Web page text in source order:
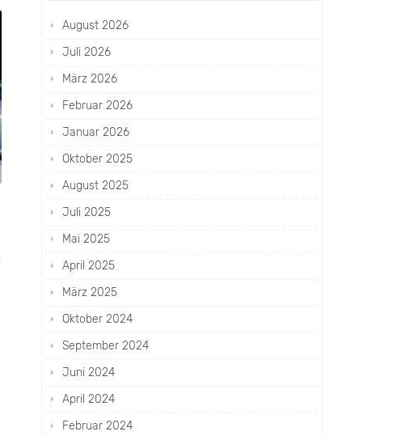
August 2026
Juli 2026
März 2026
Februar 2026
Januar 2026
Oktober 2025
August 2025
Juli 2025
Mai 2025
April 2025
März 2025
Oktober 2024
September 2024
Juni 2024
April 2024
Februar 2024